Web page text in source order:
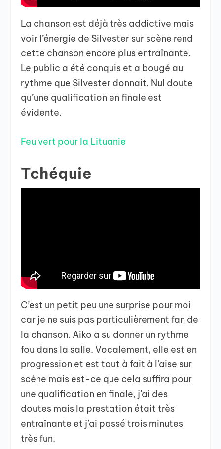
La chanson est déjà très addictive mais
voir l’énergie de Silvester sur scène rend
cette chanson encore plus entraînante.
Le public a été conquis et a bougé au
rythme que Silvester donnait. Nul doute
qu’une qualification en finale est
évidente.
Feu vert pour la Lituanie
Tchéquie
C’est un petit peu une surprise pour moi
car je ne suis pas particulièrement fan de
la chanson. Aiko a su donner un rythme
fou dans la salle. Vocalement, elle est en
progression et est tout à fait à l’aise sur
scène mais est-ce que cela suffira pour
une qualification en finale, j’ai des
doutes mais la prestation était très
entraînante et j’ai passé trois minutes
très fun.